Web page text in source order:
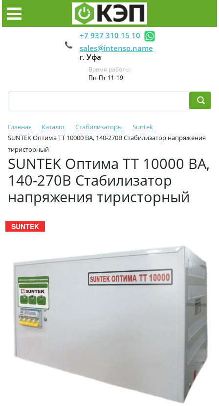
+7 937 310 15 10
sales@intenso.name
г. Уфа
Время работы:
Пн-Пт 11-19
Главная Каталог Стабилизаторы
Suntek
SUNTEK Оптима ТТ 10000 ВА, 140-270В Стабилизатор напряжения
тиристорный
SUNTEK Оптима ТТ 10000 ВА,
140-270В Стабилизатор
напряжения тиристорный
SUNTEK